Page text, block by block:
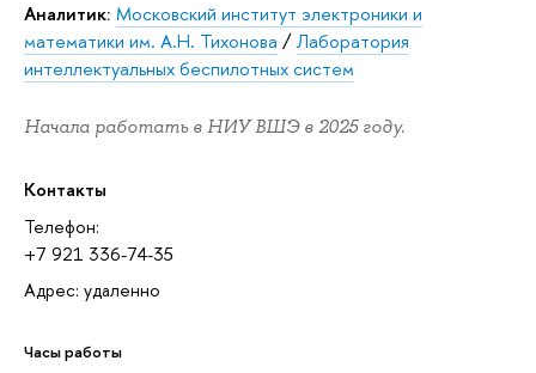
Аналитик: Московский институт электроники и
математики им. А.Н. Тихонова /Лаборатория
интеллектуальных беспилотных систем
Начала работать в НИУ ВШЭ в 2025 году.
Контакты
Телефон:
+7 921 336-74-35
Адрес: удаленно
Часы работы